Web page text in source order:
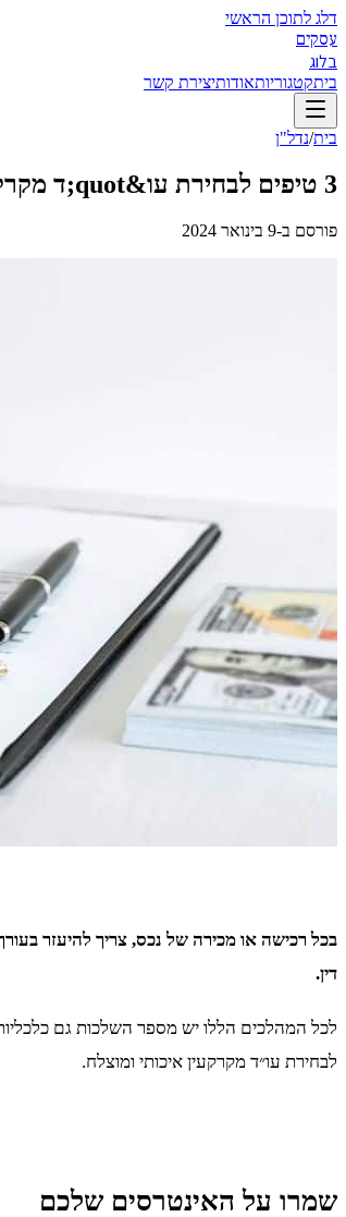
דלג לתוכן הראשי
עסקים
בלוג
ביתקטגוריותאודותיצירת קשר
בית/נדל"ן
3 טיפים לבחירת עו&quot;ד מקרקעין
פורסם ב-9 בינואר 2024
בכל רכישה או מכירה של נכס, צריך להיעזר
דין.
לכל המהלכים הללו יש מספר השלכות גם
לבחירת עו״ד מקרקעין איכותי ומוצלח.
שמרו על האינטרסים שלכם